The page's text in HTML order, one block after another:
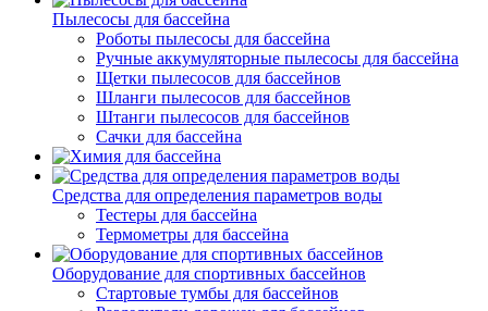
Пылесосы для бассейна
Роботы пылесосы для бассейна
Ручные аккумуляторные пылесосы для бассейна
Щетки пылесосов для бассейнов
Шланги пылесосов для бассейнов
Штанги пылесосов для бассейнов
Сачки для бассейна
Средства для определения параметров воды
Тестеры для бассейна
Термометры для бассейна
Оборудование для спортивных бассейнов
Стартовые тумбы для бассейнов